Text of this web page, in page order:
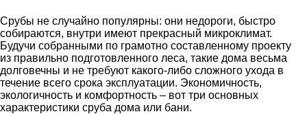
Срубы не случайно популярны: они недороги, быстро
собираются, внутри имеют прекрасный микроклимат.
Будучи собранными по грамотно составленному проекту
из правильно подготовленного леса, такие дома весьма
долговечны и не требуют какого-либо сложного ухода в
течение всего срока эксплуатации. Экономичность,
экологичность и комфортность – вот три основных
характеристики сруба дома или бани.